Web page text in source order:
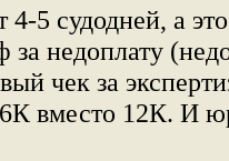
4-5 судодней, а
за недоплату
чек за
вместо 12К. И